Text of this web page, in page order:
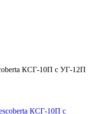
КСГ-10П с УГ-12П